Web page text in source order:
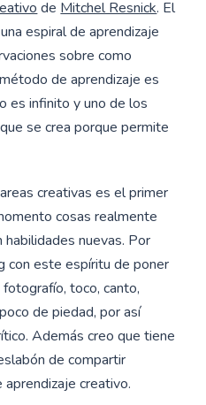
de Mitchel Resnick. El
espiral de aprendizaje
sobre como
de aprendizaje es
es infinito y uno de los
se crea porque permite
creativas es el primer
cosas realmente
nuevas. Por
con este espíritu de poner
toco, canto,
de piedad, por así
Además creo que tiene
de compartir
creativo.